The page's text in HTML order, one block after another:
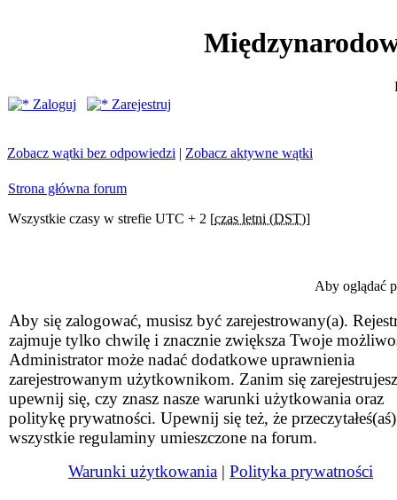
Zaloguj
Zarejestruj
Zobacz wątki bez odpowiedzi | Zobacz aktywne wątki
Strona główna forum
Wszystkie czasy w strefie UTC + 2 [czas letni (DST)]
Aby oglądać
Aby się zalogować, musisz być zarejestrowany(a).
zajmuje tylko chwilę i znacznie zwiększa Twoje
Administrator może nadać dodatkowe uprawnienia
zarejestrowanym użytkownikom. Zanim się
upewnij się, czy znasz nasze warunki użytkowania oraz
politykę prywatności. Upewnij się też, że przeczytałeś(aś)
wszystkie regulaminy umieszczone na forum.
Warunki użytkowania | Polityka prywatności